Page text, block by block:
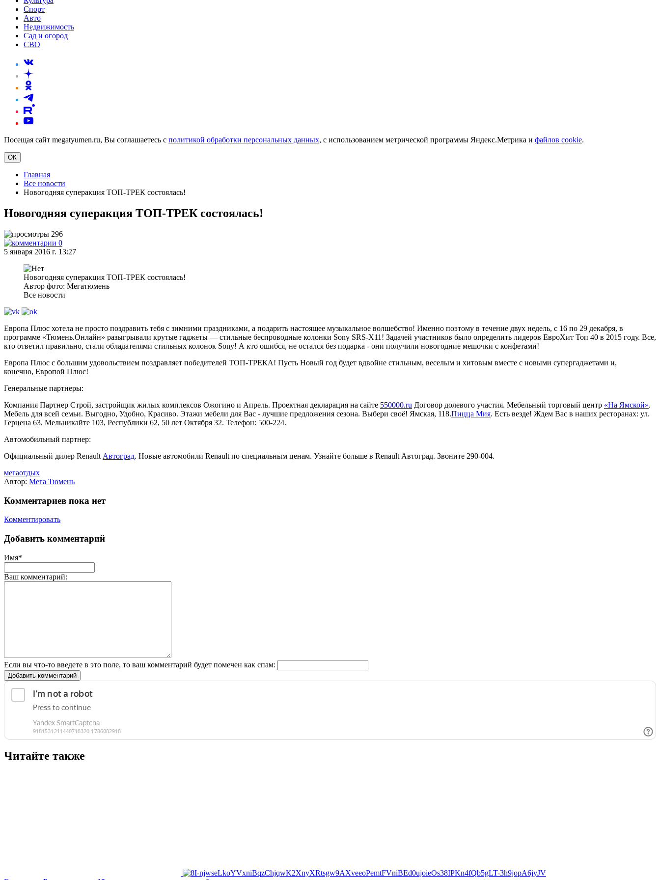
Спорт
Авто
Недвижимость
Сад и огород
СВО
Посещая сайт megatyumen.ru, Вы соглашаетесь с политикой обработки персональных данных, с использованием метрической программы Яндекс.Метрика и файлов cookie.
ОК
Главная
Все новости
Новогодняя суперакция ТОП-ТРЕК состоялась!
Новогодняя суперакция ТОП-ТРЕК состоялась!
296
0
5 января 2016 г. 13:27
Новогодняя суперакция ТОП-ТРЕК состоялась!
Автор фото: Мегатюмень
Все новости
Европа Плюс хотела не просто поздравить тебя с зимними праздниками, а подарить настоящее музыкальное волшебство! Именно поэтому в течение двух недель, с 16 по 29 декабря, в
программе «Тюмень.Онлайн» разыгрывали крутые гаджеты — стильные беспроводные колонки Sony SRS-X11! Задачей участников было определить лидеров ЕвроХит Топ 40 в 2015 году. Все,
кто ответил правильно, стали обладателями стильных колонок Sony! А кто ошибся, не остался без подарка - они получили новогодние мешочки с конфетами!
Европа Плюс с большим удовольствием поздравляет победителей ТОП-ТРЕКА! Пусть Новый год будет вдвойне стильным, веселым и хитовым вместе с новыми супергаджетами и,
конечно, Европой Плюс!
Генеральные партнеры:
Компания Партнер Строй, застройщик жилых комплексов Ожогино и Апрель. Проектная декларация на сайте 550000.ru Договор долевого участия. Мебельный торговый центр «На Ямской».
Мебель для всей семьи. Выгодно, Удобно, Красиво. Этажи мебели для Вас - лучшие предложения сезона. Выбери своё! Ямская, 118.Пицца Мия. Есть везде! Ждем Вас в наших ресторанах: ул.
Герцена 63, Мельникайте 103, Республики 62, 50 лет Октября 32. Телефон: 500-224.
Автомобильный партнер:
Официальный дилер Renault Автоград. Новые автомобили Renault по специальным ценам. Узнайте больше в Renault Автоград. Звоните 290-004.
мегаотдых
Автор: Мега Тюмень
Комментариев пока нет
Комментировать
Добавить комментарий
Имя*
Ваш комментарий:
Если вы что-то введете в это поле, то ваш комментарий будет помечен как спам:
Добавить комментарий
Читайте также